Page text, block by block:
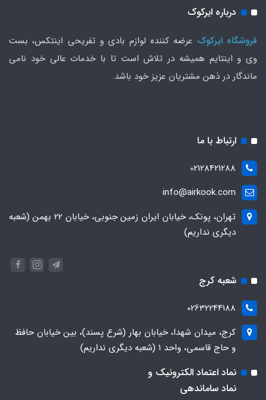
درباره ایرکوک
فروشگاه ایرکوک عرضه کننده لوازم بادی و تفریحی اینتکس، بست
وی و اینتایم همیشه در تلاش است تا با خدمات عالی خود نامی
ماندگار در ذهن مشتریان عزیز خود باشد.
ارتباط با ما
02128421288
info@airkook.com
تهران، پونک، خیابان ایران زمین جنوبی، خیابان 22 بهمن (شعبه
دیگری نداریم)
شعبه کرج
02632244188
کرج، میدان شهدا، خیابان بهار (شرع پسند)، بین خیابان حافظ
و حاج قاسمی، واحد ۱ (شعبه دیگری نداریم)
نماد اعتماد الکترونیک و
نماد ساماندهی